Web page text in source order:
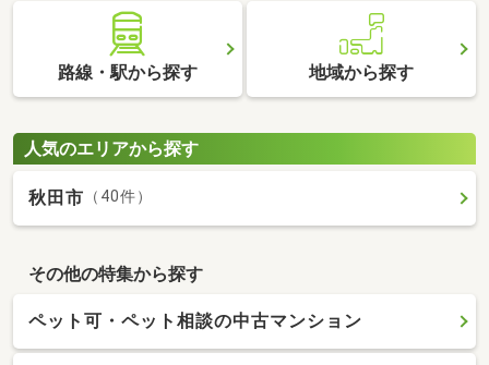
路線・駅から探す 地域から探す
人気のエリアから探す
秋田市 （40件）
その他の特集から探す
ペット可・ペット相談の中古マンション